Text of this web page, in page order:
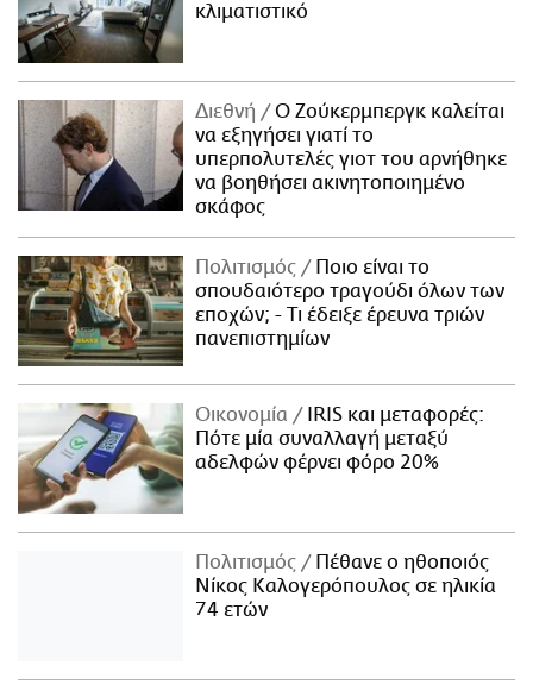
κλιματιστικό
Διεθνή
Ο Ζούκερμπεργκ καλείται
να εξηγήσει γιατί το
υπερπολυτελές γιοτ του αρνήθηκε
να βοηθήσει ακινητοποιημένο
σκάφος
Πολιτισμός
Ποιο είναι το
σπουδαιότερο τραγούδι όλων των
εποχών; - Τι έδειξε έρευνα τριών
πανεπιστημίων
Οικονομία
IRIS και μεταφορές:
Πότε μία συναλλαγή μεταξύ
αδελφών φέρνει φόρο 20%
Πολιτισμός
Πέθανε ο ηθοποιός
Νίκος Καλογερόπουλος σε ηλικία
74 ετών